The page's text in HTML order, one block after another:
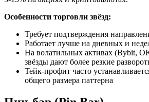
Особенности торговли звёзд:
Требует подтверждения
Работает лучше на дневных и
На волатильных активах (Bybit,
звёзды дают более резкие
Тейк-профит часто
общего размера паттерна